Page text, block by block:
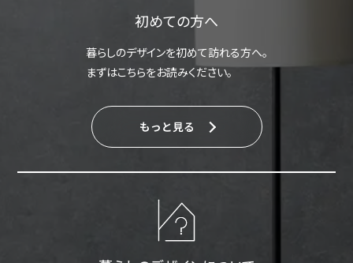
初めての方へ
暮らしのデザインを初めて訪れる方へ。
まずはこちらをお読みください。
もっと見る